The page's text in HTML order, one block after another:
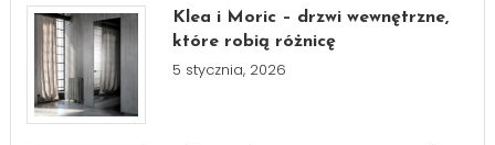
Klea i Moric – drzwi wewnętrzne,
które robią różnicę
5 stycznia, 2026